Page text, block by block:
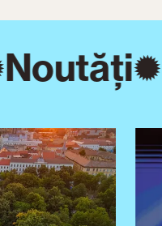
Noutăți